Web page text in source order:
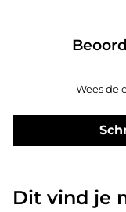
Wees de
Dit vind je